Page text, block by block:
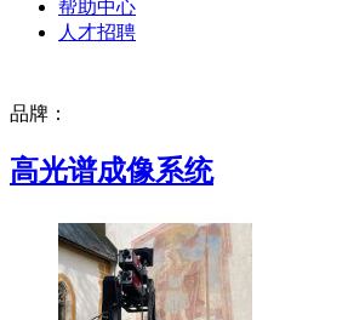
帮助中心
人才招聘
品牌：
高光谱成像系统